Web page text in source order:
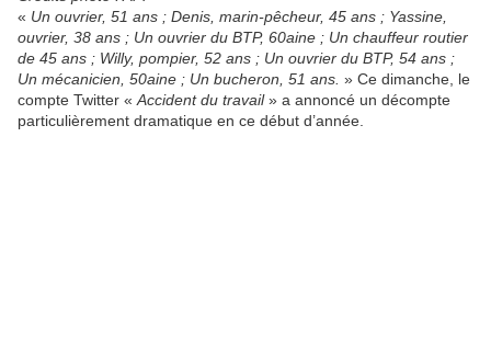
« Un ouvrier, 51 ans ; Denis, marin-pêcheur, 45 ans ; Yassine,
ouvrier, 38 ans ; Un ouvrier du BTP, 60aine ; Un chauffeur routier
de 45 ans ; Willy, pompier, 52 ans ; Un ouvrier du BTP, 54 ans ;
Un mécanicien, 50aine ; Un bucheron, 51 ans. » Ce dimanche, le
compte Twitter « Accident du travail» a annoncé un décompte
particulièrement dramatique en ce début d’année.